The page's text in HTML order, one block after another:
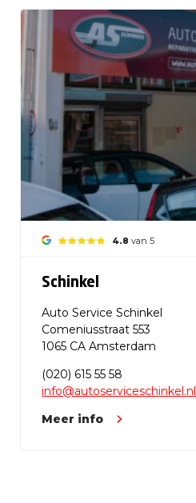
4.8 van 5
Schinkel
Auto Service Schinkel
Comeniusstraat 553
1065 CA Amsterdam
(020) 615 55 58
info@autoserviceschinkel.nl
Meer info